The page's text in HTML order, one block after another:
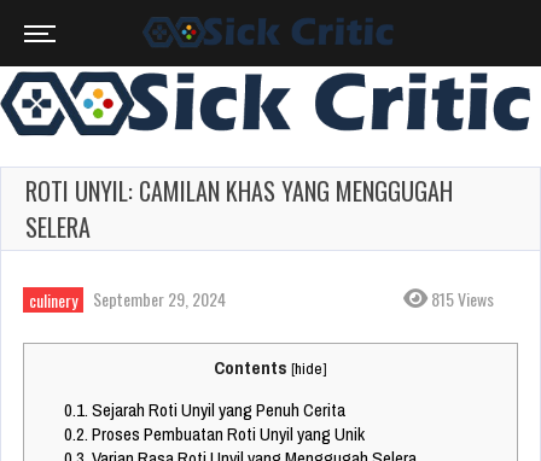
ROTI UNYIL: CAMILAN KHAS YANG MENGGUGAH
SELERA
culinery September 29, 2024 815 Views
Contents [hide]
0.1.Sejarah Roti Unyil yang Penuh Cerita
0.2.Proses Pembuatan Roti Unyil yang Unik